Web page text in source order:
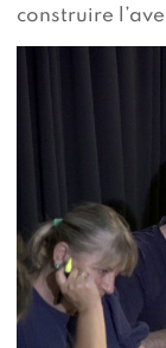
construire